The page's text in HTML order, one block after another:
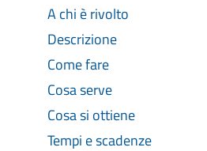
A chi è rivolto
Descrizione
Come fare
Cosa serve
Cosa si ottiene
Tempi e scadenze